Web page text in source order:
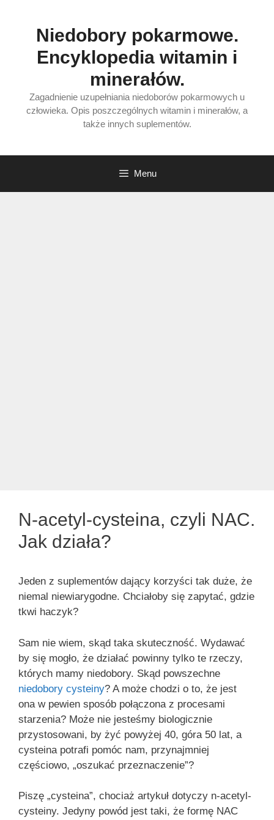
Niedobory pokarmowe.
Encyklopedia witamin i
minerałów.
Zagadnienie uzupełniania niedoborów pokarmowych u
człowieka. Opis poszczególnych witamin i minerałów, a
także innych suplementów.
Menu
N-acetyl-cysteina, czyli NAC.
Jak działa?
Jeden z suplementów dający korzyści tak duże, że
niemal niewiarygodne. Chciałoby się zapytać, gdzie
tkwi haczyk?
Sam nie wiem, skąd taka skuteczność. Wydawać
by się mogło, że działać powinny tylko te rzeczy,
których mamy niedobory. Skąd powszechne
niedobory cysteiny? A może chodzi o to, że jest
ona w pewien sposób połączona z procesami
starzenia? Może nie jesteśmy biologicznie
przystosowani, by żyć powyżej 40, góra 50 lat, a
cysteina potrafi pomóc nam, przynajmniej
częściowo, „oszukać przeznaczenie”?
Piszę „cysteina”, chociaż artykuł dotyczy n-acetyl-
cysteiny. Jedyny powód jest taki, że formę NAC